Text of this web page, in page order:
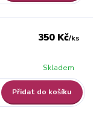
350 Kč/ks
Skladem
Přidat do košíku